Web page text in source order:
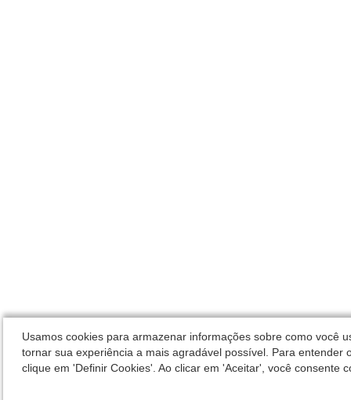
Usamos cookies para armazenar informações sobre como você
tornar sua experiência a mais agradável possível. Para entender
clique em 'Definir Cookies'. Ao clicar em 'Aceitar', você consente